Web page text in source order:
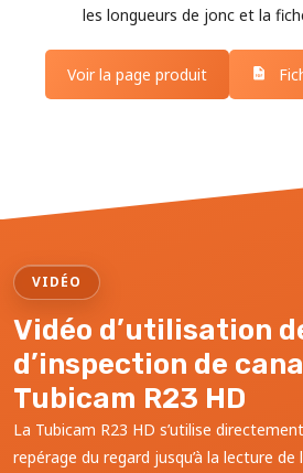
les longueurs de jonc et la
Voir la page produit
VIDÉO
Vidéo d’utilisation
d’inspection de
Tubicam R23 HD
La Tubicam R23 HD s’utilise
repérage du regard jusqu’à la lecture de